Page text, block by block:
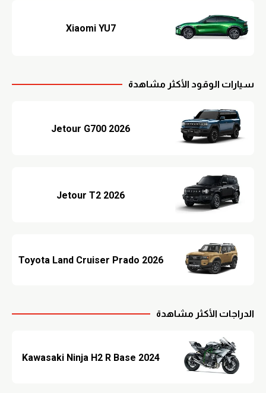
Xiaomi YU7
سيارات الوقود الأكثر مشاهدة
Jetour G700 2026
Jetour T2 2026
Toyota Land Cruiser Prado 2026
الدراجات الأكثر مشاهدة
2024 Kawasaki Ninja H2 R Base